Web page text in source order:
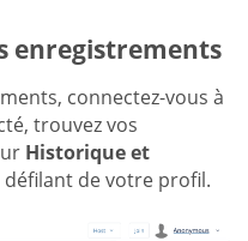
enregistrements
connectez-vous à
trouvez vos
Historique et
de votre profil.